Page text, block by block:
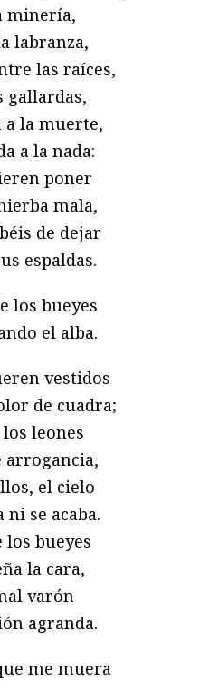
minería,
labranza,
las raíces,
gallardas,
a la muerte,
a la nada:
poner
mala,
de dejar
espaldas.
los bueyes
el alba.
vestidos
de cuadra;
leones
arrogancia,
el cielo
se acaba.
los bueyes
la cara,
varón
agranda.
me muera